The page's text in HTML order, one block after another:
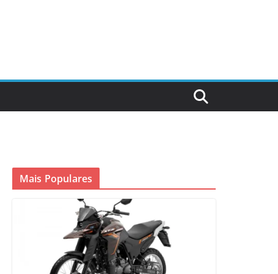
Mais Populares